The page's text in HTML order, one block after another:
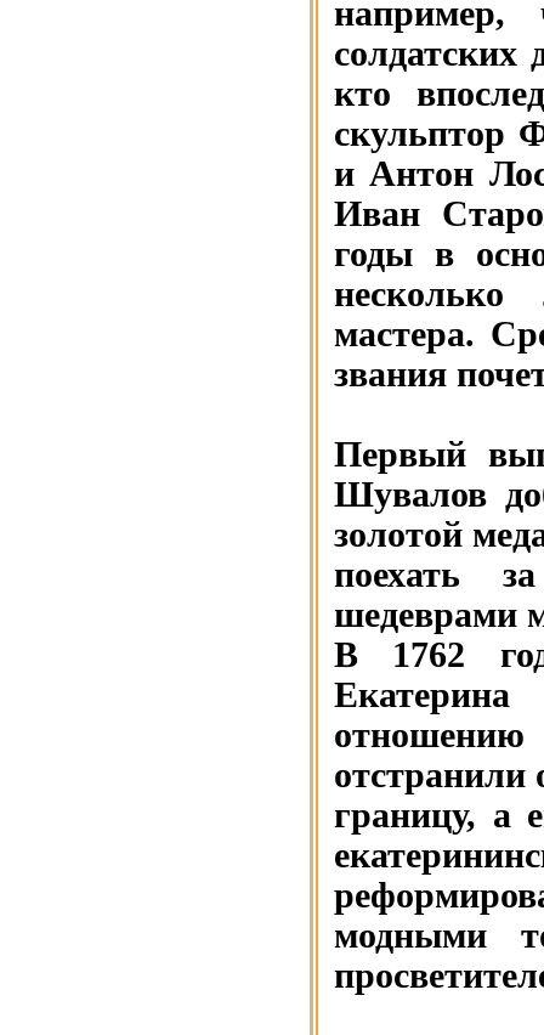
кто
скульптор
и Антон
Иван
годы в
мастера.
звания
Первый
Шувалов
золотой
поехать
шедеврами
В 1762
отстранили
границу, а
модными